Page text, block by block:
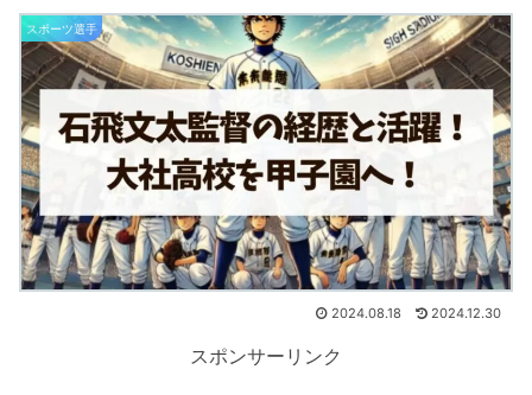
スポーツ選手
2024.08.18 2024.12.30
スポンサーリンク